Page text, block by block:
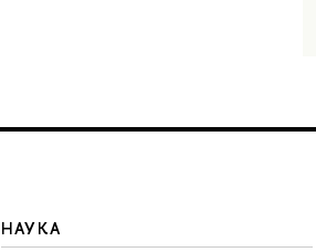
НАУКА